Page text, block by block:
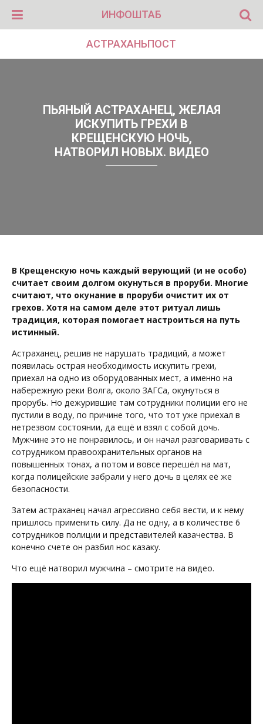
ИНФОШТАБ
АСТРАХАНЬПОСТ
ПЬЯНЫЙ АСТРАХАНЕЦ, ЖЕЛАЯ
ИСКУПИТЬ ГРЕХИ В
КРЕЩЕНСКУЮ НОЧЬ,
НАТВОРИЛ НОВЫХ. ВИДЕО
В Крещенскую ночь каждый верующий (и не особо)
считает своим долгом окунуться в проруби. Многие
считают, что окунание в проруби очистит их от
грехов. Хотя на самом деле этот ритуал лишь
традиция, которая помогает настроиться на путь
истинный.
Астраханец, решив не нарушать традиций, а может
появилась острая необходимость искупить грехи,
приехал на одно из оборудованных мест, а именно на
набережную реки Волга, около ЗАГСа, окунуться в
прорубь. Но дежурившие там сотрудники полиции его не
пустили в воду, по причине того, что тот уже приехал в
нетрезвом состоянии, да ещё и взял с собой дочь.
Мужчине это не понравилось, и он начал разговаривать с
сотрудником правоохранительных органов на
повышенных тонах, а потом и вовсе перешёл на мат,
когда полицейские забрали у него дочь в целях её же
безопасности.
Затем астраханец начал агрессивно себя вести, и к нему
пришлось применить силу. Да не одну, а в количестве 6
сотрудников полиции и представителей казачества. В
конечно счете он разбил нос казаку.
Что ещё натворил мужчина – смотрите на видео.